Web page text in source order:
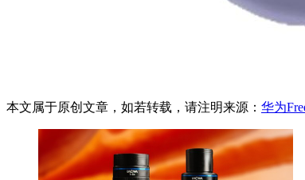
本文属于原创文章，如若转载，请注明来源： 华为